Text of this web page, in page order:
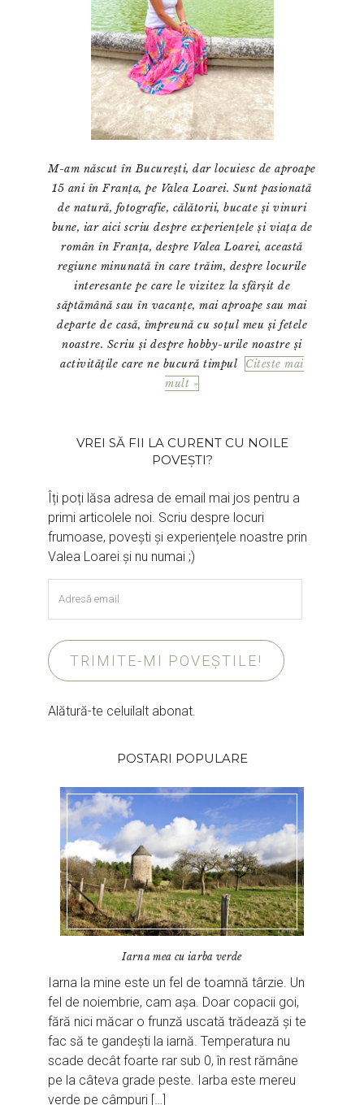
M-am născut în București, dar locuiesc de aproape
15 ani în Franța, pe Valea Loarei. Sunt pasionată
de natură, fotografie, călătorii, bucate și vinuri
bune, iar aici scriu despre experiențele și viața de
român în Franța, despre Valea Loarei, această
regiune minunată în care trăim, despre locurile
interesante pe care le vizitez la sfârșit de
săptămână sau în vacanțe, mai aproape sau mai
departe de casă, împreună cu soțul meu și fetele
noastre. Scriu și despre hobby-urile noastre și
activitățile care ne bucură timpul
Citeste mai
mult »
VREI SĂ FII LA CURENT CU NOILE
POVEȘTI?
Îți poți lăsa adresa de email mai jos pentru a
primi articolele noi. Scriu despre locuri
frumoase, povești și experiențele noastre prin
Valea Loarei și nu numai ;)
email
TRIMITE-MI POVEȘTILE!
Alătură-te celuilalt abonat.
POSTARI POPULARE
Iarna mea cu iarba verde
Iarna la mine este un fel de toamnă târzie. Un
fel de noiembrie, cam așa. Doar copacii goi,
fără nici măcar o frunză uscată trădează și te
fac să te gandești la iarnă. Temperatura nu
scade decât foarte rar sub 0, în rest rămâne
pe la câteva grade peste. Iarba este mereu
verde pe câmpuri […]